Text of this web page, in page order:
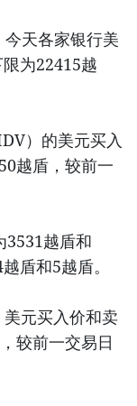
天各家银行美
为22415越
）的美元买入
越盾，较前一
3531越盾和
盾和5越盾。
元买入价和卖
较前一交易日